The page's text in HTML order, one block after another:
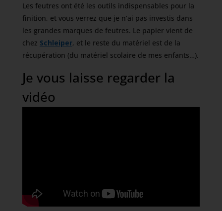
Les feutres ont été les outils indispensables pour la
finition, et vous verrez que je n’ai pas investis dans
les grandes marques de feutres. Le papier vient de
chez Schleiper, et le reste du matériel est de la
récupération (du matériel scolaire de mes enfants…).
Je vous laisse regarder la
vidéo